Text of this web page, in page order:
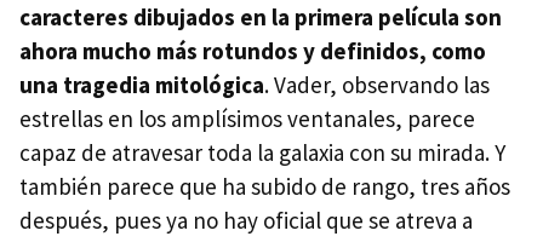
caracteres dibujados en la primera película son
ahora mucho más rotundos y definidos, como
una tragedia mitológica. Vader, observando las
estrellas en los amplísimos ventanales, parece
capaz de atravesar toda la galaxia con su mirada. Y
también parece que ha subido de rango, tres años
después, pues ya no hay oficial que se atreva a